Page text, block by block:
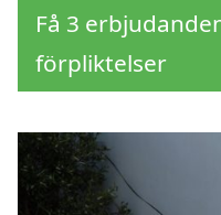
Få 3
förpliktelser